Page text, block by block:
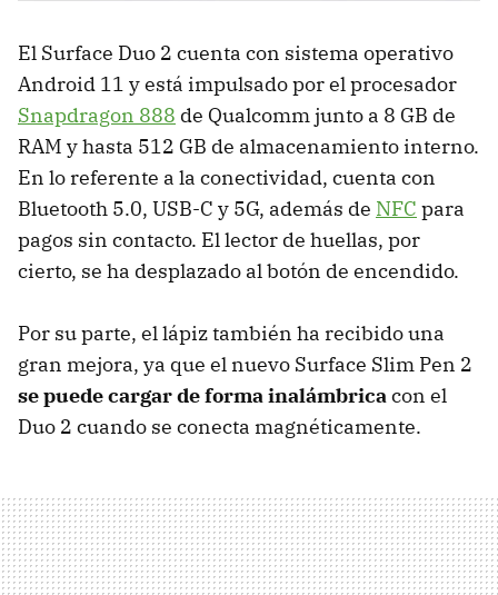
El Surface Duo 2 cuenta con sistema operativo
Android 11 y está impulsado por el procesador
Snapdragon 888 de Qualcomm junto a 8 GB de
RAM y hasta 512 GB de almacenamiento interno.
En lo referente a la conectividad, cuenta con
Bluetooth 5.0, USB-C y 5G, además de NFC para
pagos sin contacto. El lector de huellas, por
cierto, se ha desplazado al botón de encendido.
Por su parte, el lápiz también ha recibido una
gran mejora, ya que el nuevo Surface Slim Pen 2
se puede cargar de forma inalámbricacon el
Duo 2 cuando se conecta magnéticamente.